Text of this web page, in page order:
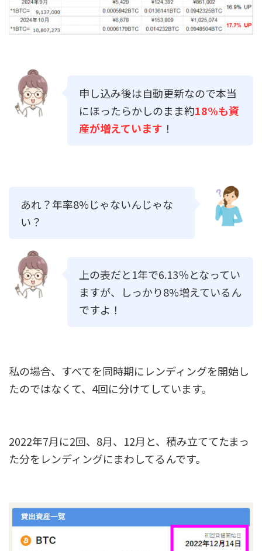
申し込み後は自動更新なので本当
にほったらかしのまま約18%も資
産が増えています ！
あれ？年率8%じゃないんじゃな
い？
上の表だと1年で6.13％となってい
ますが、しっかり8%増えているん
ですよ！
私の場合、すべてを同時期にレンディングを開始し
たのではなくて、4回に分けてしています。
2022年7月に2回、8月、12月と、積み立ててたまっ
た分をレンディングにまわしてるんです。